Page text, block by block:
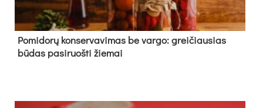
Pomidorų konservavimas be vargo: greičiausias
būdas pasiruošti žiemai